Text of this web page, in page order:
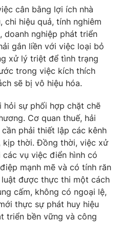
cân bằng lợi ích nhà
chi hiệu quả, tính nghiêm
doanh nghiệp phát triển
gắn liền với việc loại bỏ
xử lý triệt để tình trạng
trong việc kích thích
sẽ bị vô hiệu hóa.
sự phối hợp chặt chẽ
Cơ quan thuế, hải
phải thiết lập các kênh
thời. Đồng thời, việc xử
vụ việc điển hình có
mạnh mẽ và có tính răn
được thực thi một cách
cấm, không có ngoại lệ,
thực sự phát huy hiệu
triển bền vững và công